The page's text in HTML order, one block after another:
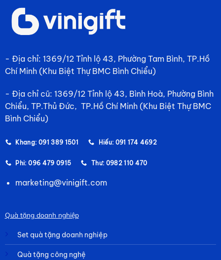
- Địa chỉ: 1369/12 Tỉnh lộ 43, Phường Tam Bình, TP.Hồ
Chí Minh (Khu Biệt Thự BMC Bình Chiểu)
- Địa chỉ cũ: 1369/12 Tỉnh lộ 43, Bình Hoà, Phường Bình
Chiểu, TP.Thủ Đức, TP.Hồ Chí Minh (Khu Biệt Thự BMC
Bình Chiểu)
Khang: 091 389 1501 Hiếu: 091 174 4692
Phi: 096 479 0915 Thư: 0982 110 470
marketing@vinigift.com
Quà tặng doanh nghiệp
Set quà tặng doanh nghiệp
Quà tặng công nghệ